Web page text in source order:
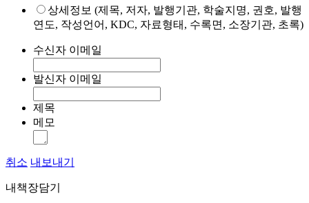
상세정보 (제목, 저자, 발행기관, 학술지명, 권호, 발행
연도, 작성언어, KDC, 자료형태, 수록면, 소장기관, 초록)
수신자 이메일
발신자 이메일
제목
메모
취소 내보내기
내책장담기